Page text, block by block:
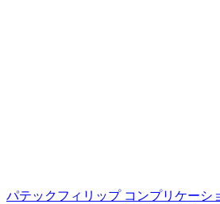
パテックフィリップ コンプリケーシ